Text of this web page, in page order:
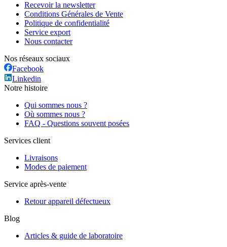
Recevoir la newsletter
Conditions Générales de Vente
Politique de confidentialité
Service export
Nous contacter
Nos réseaux sociaux
Facebook
Linkedin
Notre histoire
Qui sommes nous ?
Où sommes nous ?
FAQ - Questions souvent posées
Services client
Livraisons
Modes de paiement
Service après-vente
Retour appareil défectueux
Blog
Articles & guide de laboratoire